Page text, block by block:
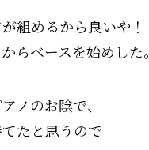
組めるから良いや！
らベースを始めした。
ノのお陰で、
たと思うので